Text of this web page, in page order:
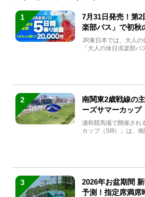
1
7月31日発売！第
楽部パス」で初秋
JR東日本では、大人
「大人の休日倶楽部
2
南関東2歳戦線の
ーズサマーカップ
馬と見どころをチ
浦和競馬場で開催され
カップ（SIII）」は、
3
2026年お盆期間
予測！指定席満席